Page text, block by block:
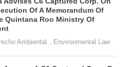
Of A Memorandum Of
Quintana Roo Ministry Of
Ambiental Environmental Law